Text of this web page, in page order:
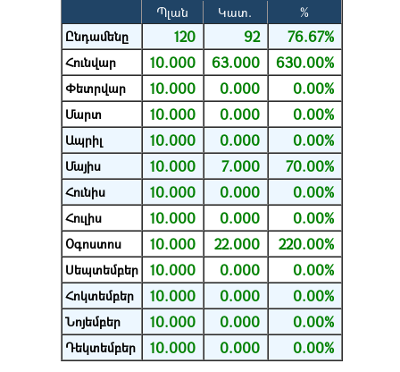
Պլան
Կատ.
%
Ընդամենը
120 92 76.67%
Հունվար 10.000 63.000 630.00%
Փետրվար 10.000 0.000 0.00%
Մարտ 10.000 0.000 0.00%
Ապրիլ 10.000 0.000 0.00%
Մայիս 10.000 7.000 70.00%
Հունիս 10.000 0.000 0.00%
Հուլիս 10.000 0.000 0.00%
Օգոստոս 10.000 22.000 220.00%
Սեպտեմբեր 10.000 0.000 0.00%
Հոկտեմբեր 10.000 0.000 0.00%
Նոյեմբեր 10.000 0.000 0.00%
Դեկտեմբեր 10.000 0.000 0.00%